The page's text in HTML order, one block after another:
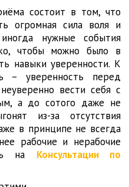
состоит в том, что
огромная сила воля и
нужные события
чтобы можно было в
навыки уверенности. К
– уверенность перед
вести себя с
а до сотого даже не
из-за отсутствия
в принципе не всегда
рабочие и нерабочие
на Консультации по